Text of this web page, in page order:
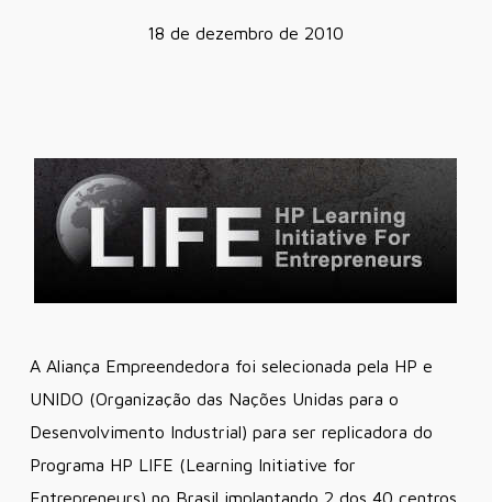
18 de dezembro de 2010
A Aliança Empreendedora foi selecionada pela HP e
UNIDO (Organização das Nações Unidas para o
Desenvolvimento Industrial) para ser replicadora do
Programa HP LIFE (Learning Initiative for
Entrepreneurs) no Brasil implantando 2 dos 40 centros